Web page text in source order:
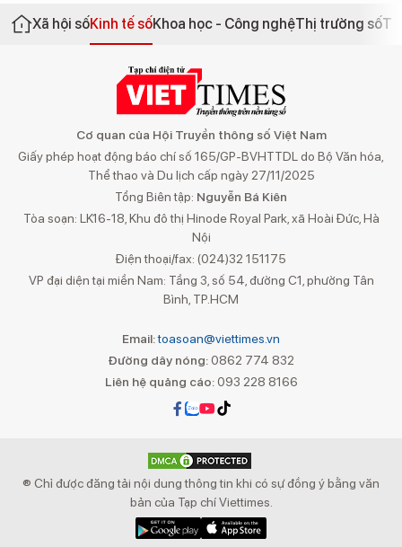
Xã hội sốKinh tế sốKhoa học - Công nghệThị trường số
Cơ quan của Hội Truyền thông số Việt Nam
Giấy phép hoạt động báo chí số 165/GP-BVHTTDL do Bộ Văn hóa,
Thể thao và Du lịch cấp ngày 27/11/2025
Tổng Biên tập: Nguyễn Bá Kiên
Tòa soạn: LK16-18, Khu đô thị Hinode Royal Park, xã Hoài Đức, Hà
Nội
Điện thoại/fax: (024)32 151175
VP đại diện tại miền Nam: Tầng 3, số 54, đường C1, phường Tân
Bình, TP.HCM
Email:toasoan@viettimes.vn
Đường dây nóng: 0862 774 832
Liên hệ quảng cáo:093 228 8166
® Chỉ được đăng tải nội dung thông tin khi có sự đồng ý bằng văn
bản của Tạp chí Viettimes.